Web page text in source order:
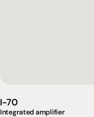
I-70
Integrated amplifier